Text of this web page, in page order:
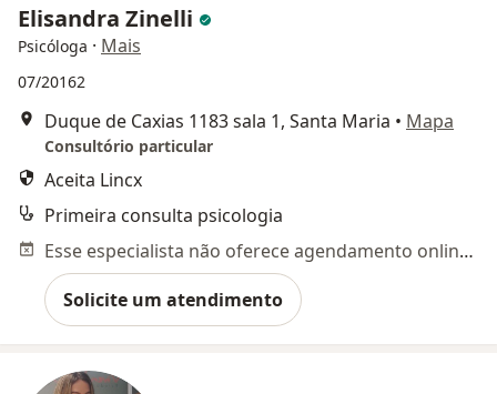
Elisandra Zinelli
Psicóloga · Mais
07/20162
Duque de Caxias 1183 sala 1, Santa Maria • Mapa
Consultório particular
Aceita Lincx
Primeira consulta psicologia
Esse especialista não oferece agendamento online para esse endereço.
Solicite um atendimento